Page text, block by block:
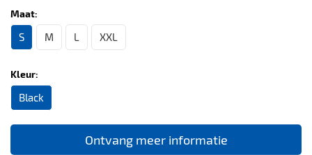
Maat:
S M L XXL
Kleur:
Black
Ontvang meer informatie